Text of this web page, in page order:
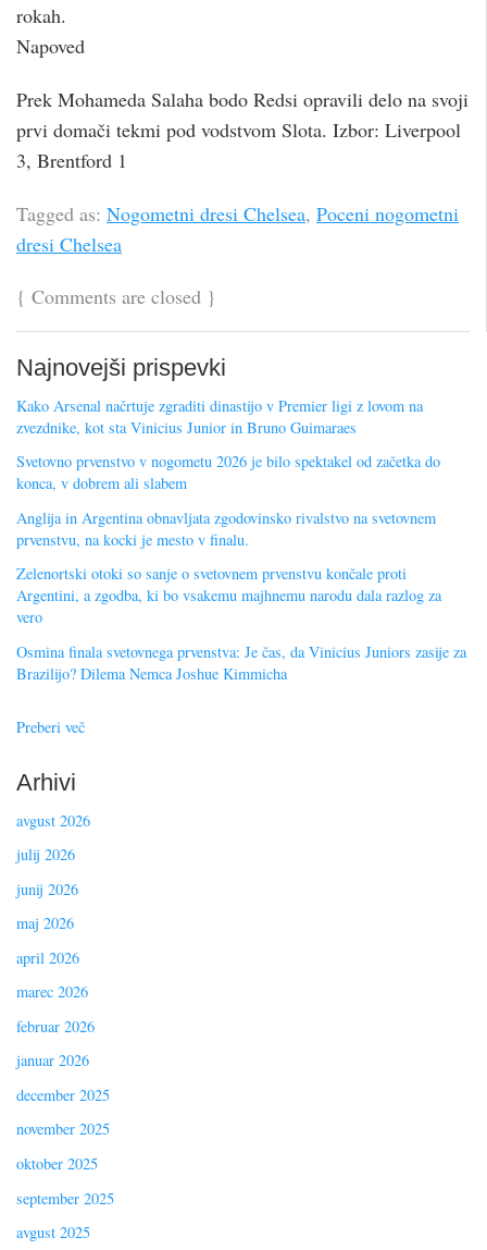
rokah.
Napoved
Prek Mohameda Salaha bodo Redsi opravili delo na svoji
prvi domači tekmi pod vodstvom Slota. Izbor: Liverpool
3, Brentford 1
Tagged as: Nogometni dresi Chelsea, Poceni nogometni
dresi Chelsea
{ Comments are closed }
Najnovejši prispevki
Kako Arsenal načrtuje zgraditi dinastijo v Premier ligi z lovom na
zvezdnike, kot sta Vinicius Junior in Bruno Guimaraes
Svetovno prvenstvo v nogometu 2026 je bilo spektakel od začetka do
konca, v dobrem ali slabem
Anglija in Argentina obnavljata zgodovinsko rivalstvo na svetovnem
prvenstvu, na kocki je mesto v finalu.
Zelenortski otoki so sanje o svetovnem prvenstvu končale proti
Argentini, a zgodba, ki bo vsakemu majhnemu narodu dala razlog za
vero
Osmina finala svetovnega prvenstva: Je čas, da Vinicius Juniors zasije za
Brazilijo? Dilema Nemca Joshue Kimmicha
Preberi več
Arhivi
avgust 2026
julij 2026
junij 2026
maj 2026
april 2026
marec 2026
februar 2026
januar 2026
december 2025
november 2025
oktober 2025
september 2025
avgust 2025